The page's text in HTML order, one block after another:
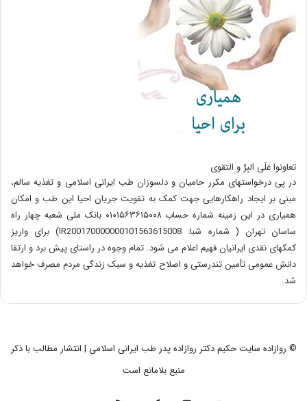
تعاونوا عَلَی البِرِّ و التقوی
در پی درخواستهای مکرر حامیان و دلسوزان طب ایرانی اسلامی و تغذیه سالم،
مبنی بر ایجاد راهکارهایی جهت کمک به تقویت جریان احیا این طب و امکان
همیاری در این زمینه شماره حساب ۰۱۰۱۵۶۳۶۱۵۰۰۸ بانک ملی شعبه چهار راه
ساسان تهران ( شماره شبا: IR200170000000101563615008) برای واریز
کمکهای نقدی ایرانیان فهیم اعلام می شود. تمام وجوه در راستای پیش برد و ارتقا
دانش عمومی تأمین تندرستی و اصلاح تغذیه و سبک زندگی مردم مصرف خواهد
شد.
© روازاده سایت حکیم دکتر روازاده پدر طب ایرانی اسلامی | انتشار مطالب با ذکر
منبع بلامانع است